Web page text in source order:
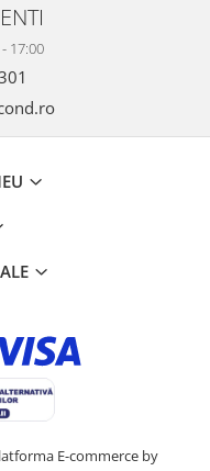
17:00
E-commerce by